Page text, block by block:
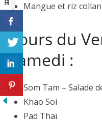
Mangue et riz
Cours du
Samedi :
Som Tam – Salade
Khao Soi
Pad Thaï